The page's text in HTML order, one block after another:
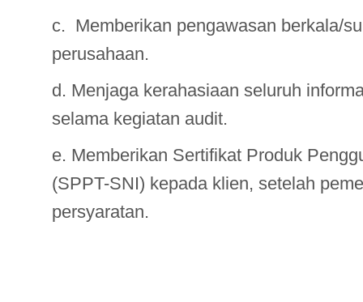
c. Memberikan pengawasan berkala/
perusahaan.
d. Menjaga kerahasiaan seluruh
selama kegiatan audit.
e. Memberikan Sertifikat Produk
(SPPT-SNI) kepada klien, setelah
persyaratan.